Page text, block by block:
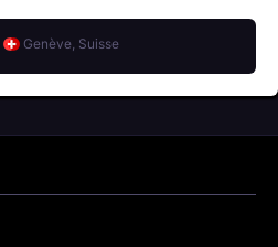
Genève, Suisse